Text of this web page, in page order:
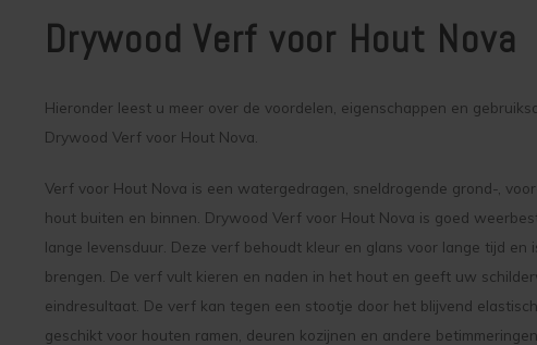
Drywood Verf voor Hout Nova
Hieronder leest u meer over de voordelen, eigenschappen en
Drywood Verf voor Hout Nova.
Verf voor Hout Nova is een watergedragen, sneldrogende grond-,
hout buiten en binnen. Drywood Verf voor Hout Nova is goed
lange levensduur. Deze verf behoudt kleur en glans voor lange tijd en
brengen. De verf vult kieren en naden in het hout en geeft uw
eindresultaat. De verf kan tegen een stootje door het blijvend
geschikt voor houten ramen, deuren kozijnen en andere betimmeringen.